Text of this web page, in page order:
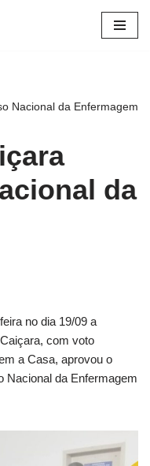
Nacional da Enfermagem
da
no dia 19/09 a
com voto
a Casa, aprovou o
Nacional da Enfermagem